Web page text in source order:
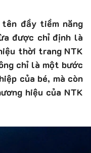
đầy tiềm năng
được chỉ định là
thời trang NTK
chỉ là một bước
của bé, mà còn
hiệu của NTK